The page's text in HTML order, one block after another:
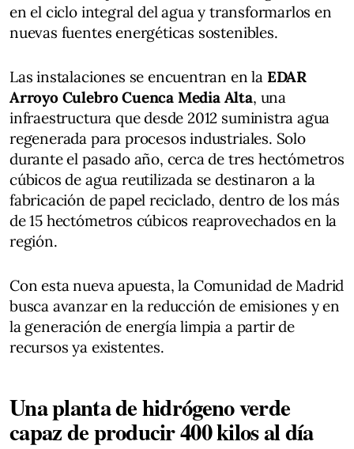
en el ciclo integral del agua y transformarlos en
nuevas fuentes energéticas sostenibles.
Las instalaciones se encuentran en la EDAR
Arroyo Culebro Cuenca Media Alta, una
infraestructura que desde 2012 suministra agua
regenerada para procesos industriales. Solo
durante el pasado año, cerca de tres hectómetros
cúbicos de agua reutilizada se destinaron a la
fabricación de papel reciclado, dentro de los más
de 15 hectómetros cúbicos reaprovechados en la
región.
Con esta nueva apuesta, la Comunidad de Madrid
busca avanzar en la reducción de emisiones y en
la generación de energía limpia a partir de
recursos ya existentes.
Una planta de hidrógeno verde
capaz de producir 400 kilos al día